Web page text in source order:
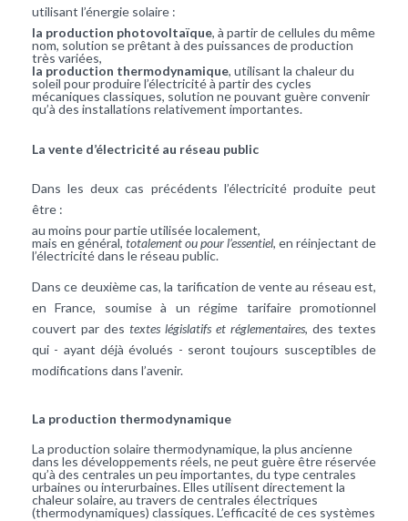
utilisant l’énergie solaire :
la production photovoltaïque, à partir de cellules du même
nom, solution se prêtant à des puissances de production
très variées,
la production thermodynamique, utilisant la chaleurdu
soleil pour produire l’électricitéà partir des cycles
mécaniques classiques, solution ne pouvant guère convenir
qu’à des installations relativement importantes.
La vente d’électricité au réseau public
Dans les deux cas précédents l’électricité produite peut
être :
au moins pour partie utilisée localement,
mais en général, totalement ou pour l’essentiel, en réinjectant de
l’électricité dans le réseau public.
Dans ce deuxième cas, la tarification de vente au réseau est,
en France, soumise à un régime tarifaire promotionnel
couvert par des textes législatifs et réglementaires, des textes
qui - ayant déjà évolués - seront toujours susceptibles de
modifications dans l’avenir.
La production thermodynamique
La production solairethermodynamique, la plus ancienne
dans les développements réels, ne peut guère être réservée
qu’à des centrales un peu importantes, du type centrales
urbaines ou interurbaines. Elles utilisent directement la
chaleur solaire, au travers de centrales électriques
(thermodynamiques) classiques. L’efficacité de ces systèmes